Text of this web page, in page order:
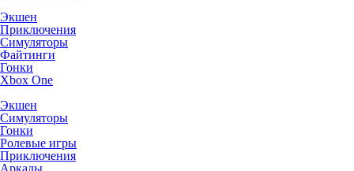
Экшен
Приключения
Симуляторы
Файтинги
Гонки
Xbox One
Экшен
Симуляторы
Гонки
Ролевые игры
Приключения
Аркады